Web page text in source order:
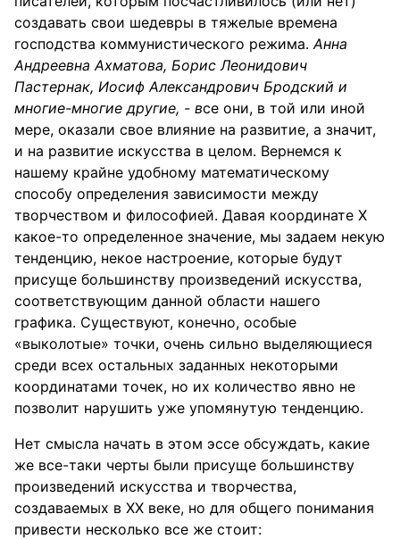
создавать свои шедевры в тяжелые времена
господства коммунистического режима.Анна
Андреевна Ахматова, Борис Леонидович
Пастернак, Иосиф Александрович Бродский и
многие-многие другие, - все они, в той или иной
мере, оказали свое влияние на развитие, а значит,
и на развитие искусства в целом. Вернемся к
нашему крайне удобному математическому
способу определения зависимости между
творчеством и философией. Давая координате X
какое-то определенное значение, мы задаем некую
тенденцию, некое настроение, которые будут
присуще большинству произведений искусства,
соответствующим данной области нашего
графика. Существуют, конечно, особые
«выколотые» точки, очень сильно выделяющиеся
среди всех остальных заданных некоторыми
координатами точек, но их количество явно не
позволит нарушить уже упомянутую тенденцию.
Нет смысла начать в этом эссе обсуждать, какие
же все-таки черты были присуще большинству
произведений искусства и творчества,
создаваемых в XX веке, но для общего понимания
привести несколько все же стоит: